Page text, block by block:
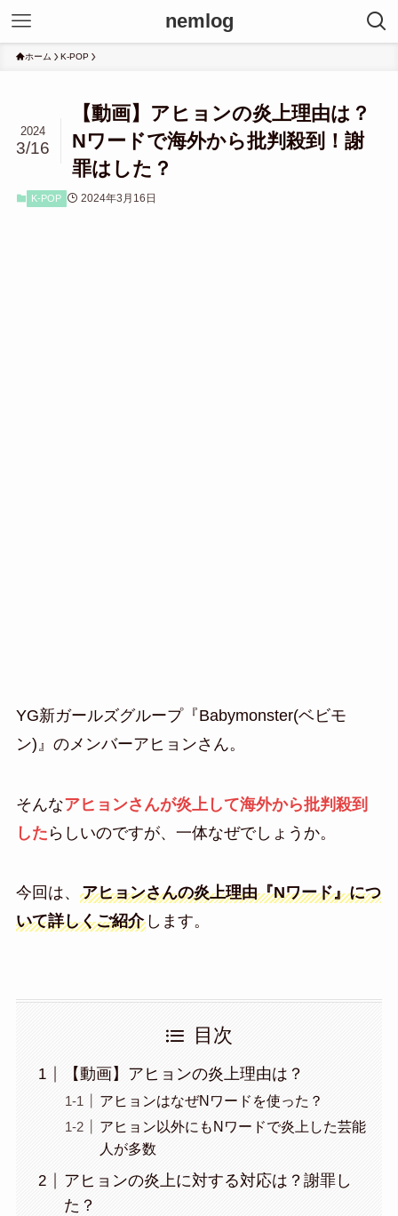
nemlog
ホーム K-POP
【動画】アヒョンの炎上理由は？
Nワードで海外から批判殺到！謝
罪はした？
2024
3/16
K-POP 2024年3月16日
YG新ガールズグループ『Babymonster(ベビモ
ン)』のメンバーアヒョンさん。
そんなアヒョンさんが炎上して海外から批判殺到
した らしいのですが、一体なぜでしょうか。
今回は、 アヒョンさんの炎上理由『Nワード』につ
いて詳しくご紹介します。
目次
【動画】アヒョンの炎上理由は？
アヒョンはなぜNワードを使った？
アヒョン以外にもNワードで炎上した芸能
人が多数
アヒョンの炎上に対する対応は？謝罪し
た？